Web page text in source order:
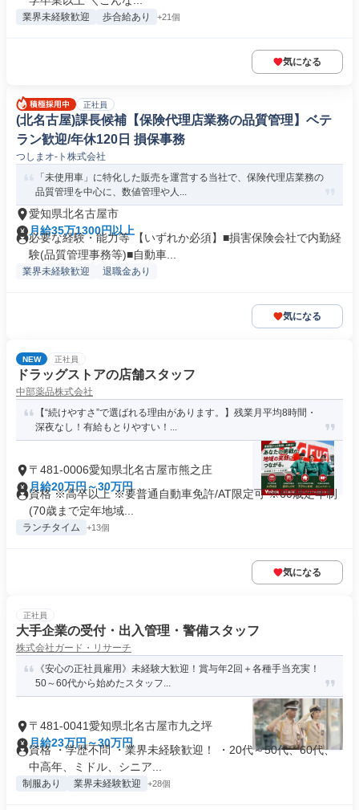
業界未経験歓迎 歩合給あり +21個
気になる
正社員
(北名古屋)課長候補【保険代理店業務の品質管理】ベテ
ラン歓迎/年休120日 損保事務
つしまオ-ト株式会社
「未使用車」に特化した販売を運営する当社で、保険代理店業務の
品質管理を中心に、数値管理や人...
愛知県北名古屋市
月給35万1300円以上
必要な経験・能力等 【いずれか必須】■損害保険会社で内勤経
験(品質管理事務等)■自動車...
業界未経験歓迎 退職金あり
気になる
NEW 正社員
ドラッグストアの店舗スタッフ
中部薬品株式会社
【“続けやすさ”で選ばれる理由があります。】残業月平均8時間・
深夜なし！有給もとりやすい！...
〒481-0006愛知県北名古屋市熊之庄
月給20万円～30万円
資格 ※高卒以上 ※要普通自動車免許/AT限定可 ※60歳定年制
(70歳まで定年地域...
ランチタイム +13個
気になる
正社員
大手企業の受付・出入管理・警備スタッフ
株式会社ガード・リサーチ
《安心の正社員雇用》未経験大歓迎！賞与年2回＋各種手当充実！
50～60代から始めたスタッフ...
〒481-0041愛知県北名古屋市九之坪
月給23万円～30万円
資格 ・学歴不問 ・業界未経験歓迎！ ・20代～50代、60代、
中高年、ミドル、シニア...
制服あり 業界未経験歓迎 +28個